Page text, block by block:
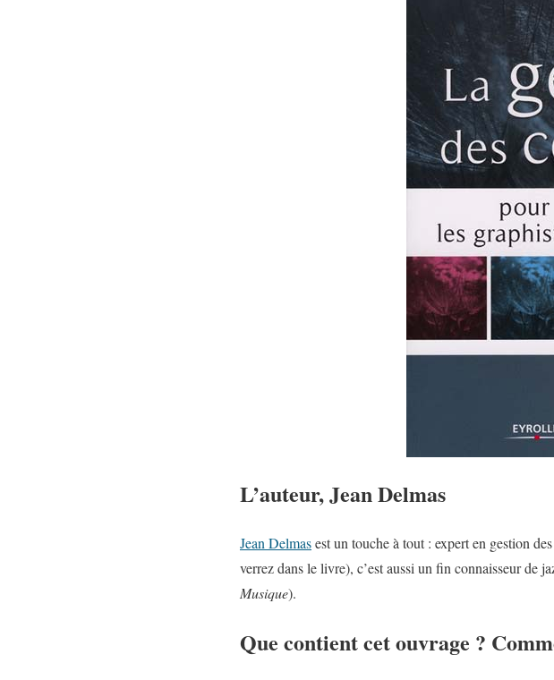
L’auteur, Jean Delmas
Jean Delmasest un touche à tout : expert en gestion
verrez dans le livre), c’est aussi un fin connaisseur de
Musique).
Que contient cet ouvrage ?